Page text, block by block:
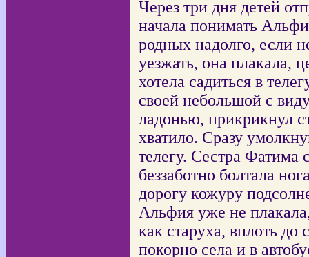
Через три дня детей
начала понимать
родных надолго, если
уезжать, она плакала,
хотела садиться в
своей небольшой с
ладонью, прикрикнул
хватило. Сразу
телегу. Сестра Фатима
беззаботно болтала
дорогу кожуру
Альфия уже не
как старуха, вплоть до
покорно села и в